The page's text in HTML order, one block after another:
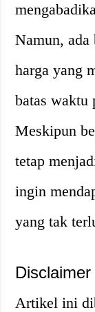
Namun, ada
harga yang
batas waktu
Meskipun
tetap
ingin
yang tak
Disclaimer
Artikel ini